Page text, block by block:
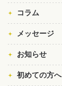
コラム
メッセージ
お知らせ
初めての方へ